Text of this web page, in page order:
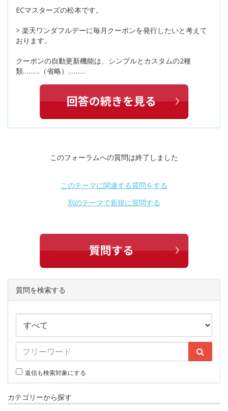
ECマスターズの松本です。
> 楽天ワンダフルデーに毎月クーポンを発行したいと考えて
おります。
クーポンの自動更新機能は、シンプルとカスタムの2種
類………（省略）………
このフォーラムへの質問は終了しました
このテーマに関連する質問をする
別のテーマで新規に質問する
質問を検索する
返信も検索対象にする
カテゴリーから探す